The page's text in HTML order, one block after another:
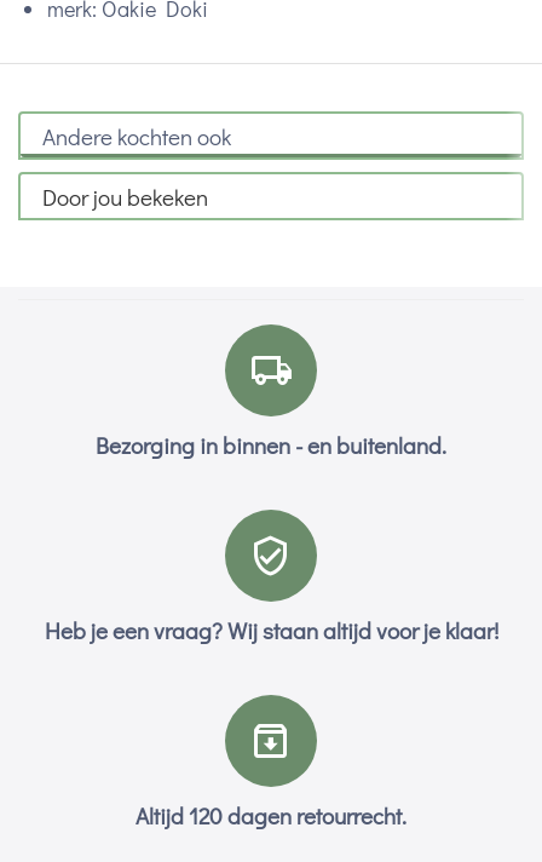
merk: Oakie Doki
Andere kochten ook
Door jou bekeken
Bezorging in binnen - en buitenland.
Heb je een vraag? Wij staan altijd voor je klaar!
Altijd 120 dagen retourrecht.